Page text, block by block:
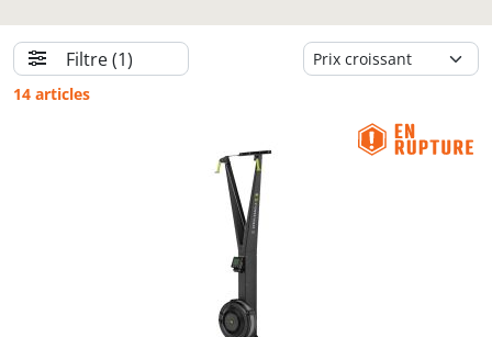
Filtre(1)
14 articles